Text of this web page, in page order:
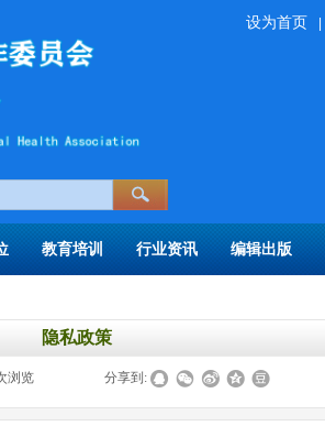
设为首页
教育培训 行业资讯 编辑出版
隐私政策
浏览 分享到: